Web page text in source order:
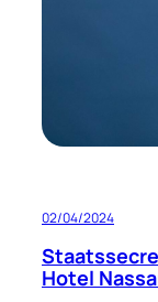
02/04/2024
Hotel